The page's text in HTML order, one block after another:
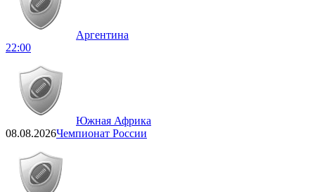
Аргентина
22:00
Южная Африка
08.08.2026Чемпионат России